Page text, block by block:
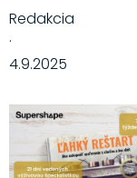
Redakcia
·
4.9.2025